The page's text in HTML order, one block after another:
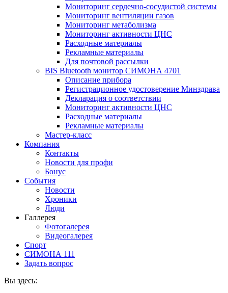
Мониторинг сердечно-сосудистой системы
Мониторинг вентиляции газов
Мониторинг метаболизма
Мониторинг активности ЦНС
Расходные материалы
Рекламные материалы
Для почтовой рассылки
BIS Bluetooth монитор СИМОНА 4701
Описание прибора
Регистрационное удостоверение Минздрава
Декларация о соответствии
Мониторинг активности ЦНС
Расходные материалы
Рекламные материалы
Мастер-класс
Компания
Контакты
Новости для профи
Бонус
События
Новости
Хроники
Люди
Галлерея
Фотогалерея
Видеогалерея
Спорт
СИМОНА 111
Задать вопрос
Вы здесь: